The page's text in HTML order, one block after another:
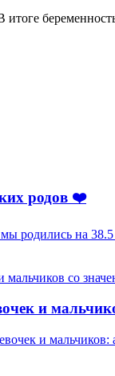
итоге
родов ❤️
родились на
и
и